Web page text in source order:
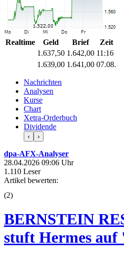
Realtime Geld Brief
Zeit
1.637,50 1.642,00 11:16
1.639,00 1.641,00 07.08.
Nachrichten
Analysen
Kurse
Chart
Xetra-Orderbuch
Dividende
‹ ›
dpa-AFX-Analyser
28.04.2026 09:06 Uhr
1.110 Leser
Artikel bewerten:
(2)
BERNSTEIN
stuft Hermes